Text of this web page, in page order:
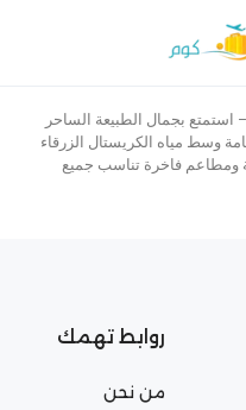
استمتع بجمال الطبيعة الساحر
وسط مياه الكريستال الزرقاء
ومطاعم فاخرة تناسب جميع
روابط تهمك
من نحن